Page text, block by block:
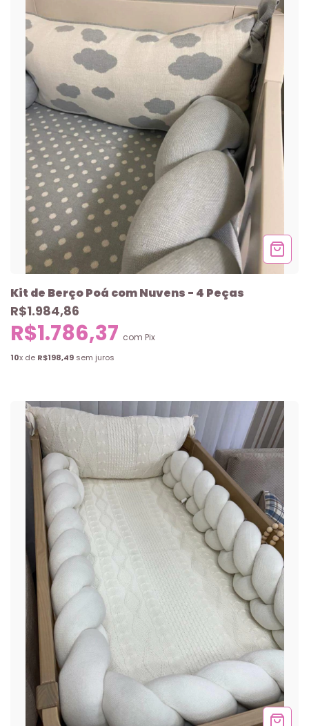
Kit de Berço Poá com Nuvens - 4 Peças
R$1.984,86
R$1.786,37 com Pix
10x de R$198,49 sem juros